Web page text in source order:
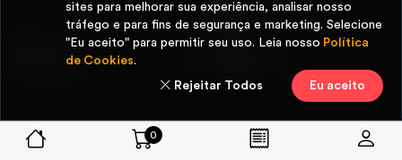
DINHEIRO
Sobre nós
Carreira
Legal Baixe a App
0
sites para melhorar sua experiência, analisar nosso
tráfego e para fins de segurança e marketing. Selecione
"Eu aceito" para permitir seu uso. Leia nosso Política
de Cookies.
Rejeitar Todos
Eu aceito